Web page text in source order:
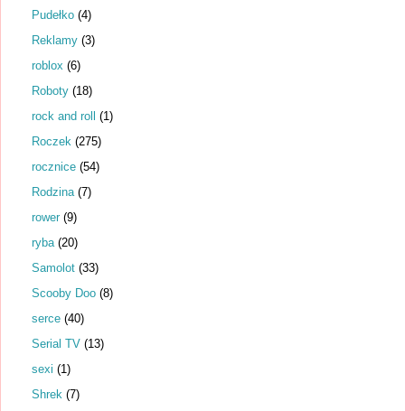
Pudełko (4)
Reklamy (3)
roblox (6)
Roboty (18)
rock and roll (1)
Roczek (275)
rocznice (54)
Rodzina (7)
rower (9)
ryba (20)
Samolot (33)
Scooby Doo (8)
serce (40)
Serial TV (13)
sexi (1)
Shrek (7)